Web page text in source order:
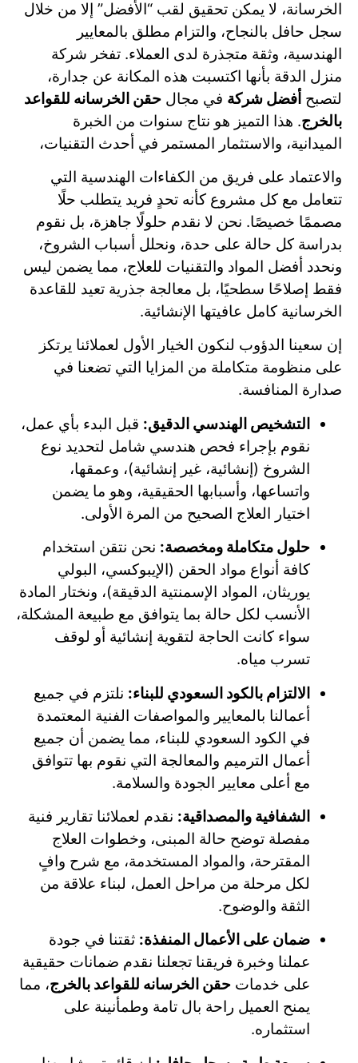
الخرسانة، لا يمكن تحقيق لقب “الأفضل” إلا من خلال
سجل حافل بالنجاح، والتزام مطلق بالمعايير
الهندسية، وثقة متجذرة لدى العملاء. تفخر شركة
منزل الدقة بأنها اكتسبت هذه المكانة عن جدارة،
لتصبح أفضل شركة في مجال حقن الخرسانه للقواعد
بالخرج. هذا التميز هو نتاج سنوات من الخبرة
الميدانية، والاستثمار المستمر في أحدث التقنيات،
والاعتماد على فريق من الكفاءات الهندسية التي
تتعامل مع كل مشروع كأنه تحدٍ فريد يتطلب حلًا
مصممًا خصيصًا. نحن لا نقدم حلولًا جاهزة، بل نقوم
بدراسة كل حالة على حدة، ونحلل أسباب الشروخ،
ونحدد أفضل المواد والتقنيات للعلاج، مما يضمن ليس
فقط إصلاحًا سطحيًا، بل معالجة جذرية تعيد للقاعدة
الخرسانية كامل عافيتها الإنشائية.
إن سعينا الدؤوب لنكون الخيار الأول لعملائنا يرتكز
على منظومة متكاملة من المزايا التي تضعنا في
صدارة المنافسة.
التشخيص الهندسي الدقيق: قبل البدء بأي عمل،
نقوم بإجراء فحص هندسي شامل لتحديد نوع
الشروخ (إنشائية، غير إنشائية)، وعمقها،
واتساعها، وأسبابها الحقيقية، وهو ما يضمن
اختيار العلاج الصحيح من المرة الأولى.
حلول متكاملة ومخصصة: نحن نتقن استخدام
كافة أنواع مواد الحقن (الإيبوكسي، البولي
يوريثان، المواد الإسمنتية الدقيقة)، ونختار المادة
الأنسب لكل حالة بما يتوافق مع طبيعة المشكلة،
سواء كانت الحاجة لتقوية إنشائية أو لوقف
تسرب مياه.
الالتزام بالكود السعودي للبناء: نلتزم في جميع
أعمالنا بالمعايير والمواصفات الفنية المعتمدة
في الكود السعودي للبناء، مما يضمن أن جميع
أعمال الترميم والمعالجة التي نقوم بها تتوافق
مع أعلى معايير الجودة والسلامة.
الشفافية والمصداقية: نقدم لعملائنا تقارير فنية
مفصلة توضح حالة المبنى، وخطوات العلاج
المقترحة، والمواد المستخدمة، مع شرح وافٍ
لكل مرحلة من مراحل العمل، لبناء علاقة من
الثقة والوضوح.
ضمان على الأعمال المنفذة: ثقتنا في جودة
عملنا وخبرة فريقنا تجعلنا نقدم ضمانات حقيقية
على خدمات حقن الخرسانه للقواعد بالخرج، مما
يمنح العميل راحة بال تامة وطمأنينة على
استثماره.